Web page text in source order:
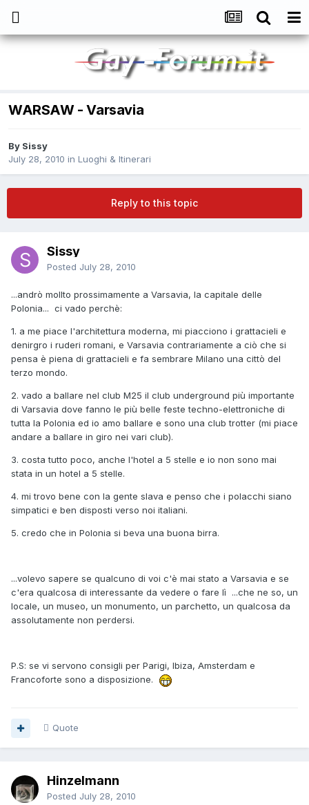
WARSAW - Varsavia
By Sissy
July 28, 2010 in Luoghi & Itinerari
Reply to this topic
Sissy
Posted July 28, 2010
...andrò mollto prossimamente a Varsavia, la capitale delle
Polonia... ci vado perchè:
1. a me piace l'architettura moderna, mi piacciono i grattacieli e
denirgro i ruderi romani, e Varsavia contrariamente a ciò che si
pensa è piena di grattacieli e fa sembrare Milano una cittò del
terzo mondo.
2. vado a ballare nel club M25 il club underground più importante
di Varsavia dove fanno le più belle feste techno-elettroniche di
tutta la Polonia ed io amo ballare e sono una club trotter (mi piace
andare a ballare in giro nei vari club).
3. costa tutto poco, anche l'hotel a 5 stelle e io non sono mai
stata in un hotel a 5 stelle.
4. mi trovo bene con la gente slava e penso che i polacchi siano
simpatici e ben disposti verso noi italiani.
5. credo che in Polonia si beva una buona birra.
...volevo sapere se qualcuno di voi c'è mai stato a Varsavia e se
c'era qualcosa di interessante da vedere o fare lì ...che ne so, un
locale, un museo, un monumento, un parchetto, un qualcosa da
assolutamente non perdersi.
P.S: se vi servono consigli per Parigi, Ibiza, Amsterdam e
Francoforte sono a disposizione.
Quote
Hinzelmann
Posted July 28, 2010